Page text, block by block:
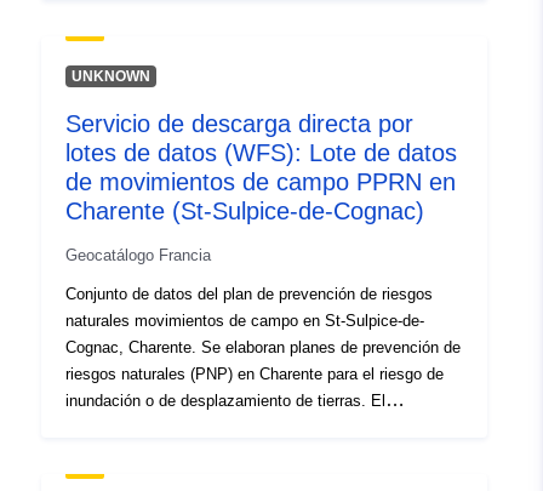
civil, la protección de los bosques contra los incendios y
la prevención de riesgos graves. Según lo decidido por
del Estado y contiene tres categorías de información: —
zonificación reglamentaria que delimite las zonas
geográficas en las que las normativas específicas
imponen requisitos que varían en función del nivel de
peligro al que está expuesta la zona; — los peligros en
el origen del riesgo; — las cuestiones identificadas
durante el desarrollo del RPP.
UNKNOWN
Servicio de descarga directa por
lotes de datos (WFS): Lote de datos
de movimientos de campo PPRN en
Charente (St-Sulpice-de-Cognac)
Geocatálogo Francia
Conjunto de datos del plan de prevención de riesgos
naturales movimientos de campo en St-Sulpice-de-
Cognac, Charente. Se elaboran planes de prevención de
riesgos naturales (PNP) en Charente para el riesgo de
inundación o de desplazamiento de tierras. El
protección de los bosques contra los incendios y la